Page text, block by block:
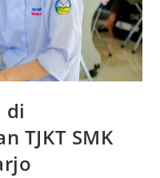
di
TJKT SMK